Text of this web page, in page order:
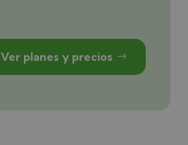
Ver planes y precios